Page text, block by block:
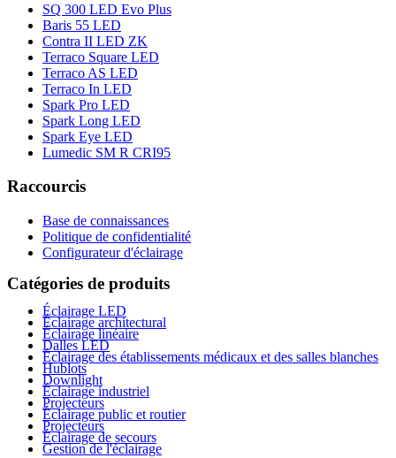
SQ 300 LED Evo Plus
Baris 55 LED
Contra II LED ZK
Terraco Square LED
Terraco AS LED
Terraco In LED
Spark Pro LED
Spark Long LED
Spark Eye LED
Lumedic SM R CRI95
Raccourcis
Base de connaissances
Politique de confidentialité
Configurateur d'éclairage
Catégories de produits
Éclairage LED
Éclairage architectural
Éclairage linéaire
Dalles LED
Éclairage des établissements médicaux et des salles blanches
Hublots
Downlight
Éclairage industriel
Projecteurs
Éclairage public et routier
Projecteurs
Éclairage de secours
Gestion de l'éclairage